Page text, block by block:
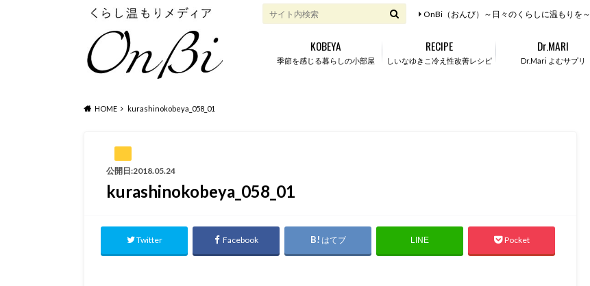
OnBi（おんび）～日々のくらしに温もりを～
季節を感じる暮らしの小部屋
KOBEYA
しいなゆきこ冷え性改善レシピ
RECIPE
Dr.Mari よむサプリ
Dr.MARI
HOME kurashinokobeya_058_01
公開日:2018.05.24
kurashinokobeya_058_01
Twitter Facebook はてブ LINE Pocket